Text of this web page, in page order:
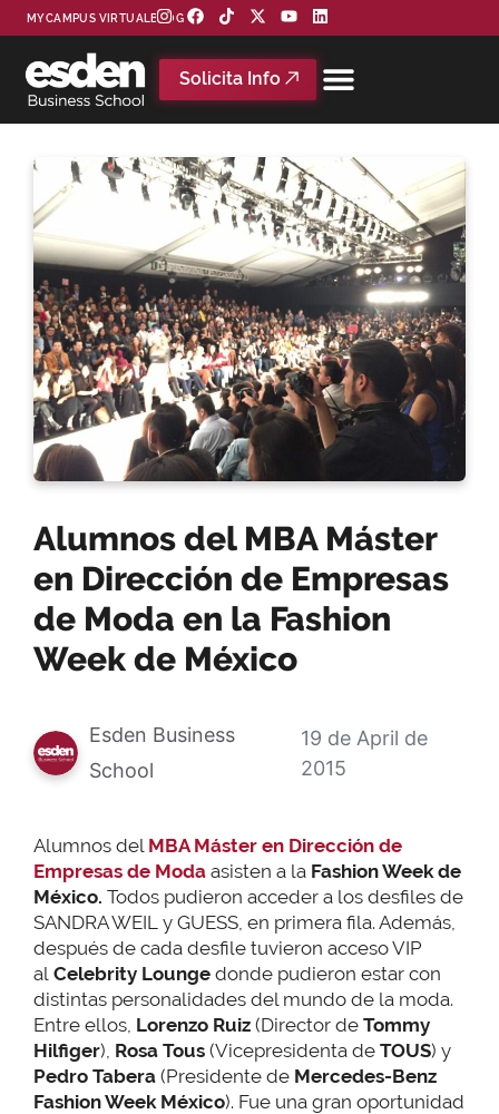
MYCAMPUS VIRTUAL BLOG
Solicita Info
Alumnos del MBA Máster
en Dirección de Empresas
de Moda en la Fashion
Week de México
Esden Business
School
19 de April de
2015
Alumnos del MBA Máster en Dirección de
Empresas de Moda asisten a la Fashion Week de
México. Todos pudieron acceder a los desfiles de
SANDRA WEIL y GUESS, en primera fila. Además,
después de cada desfile tuvieron acceso VIP
al Celebrity Lounge donde pudieron estar con
distintas personalidades del mundo de la moda.
Entre ellos, Lorenzo Ruiz (Director de Tommy
Hilfiger), Rosa Tous (Vicepresidenta de TOUS) y
Pedro Tabera (Presidente de Mercedes-Benz
Fashion Week México). Fue una gran oportunidad